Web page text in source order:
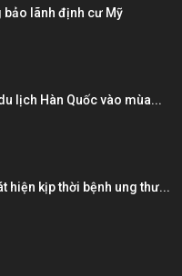
bảo lãnh định cư Mỹ
lịch Hàn Quốc vào mùa...
hiện kịp thời bệnh ung thư...